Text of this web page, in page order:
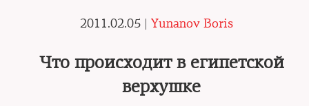
2011.02.05 | Yunanov Boris
Что происходит в египетской
верхушке